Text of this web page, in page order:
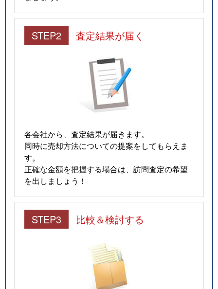
STEP2 査定結果が届く
各会社から、査定結果が届きます。
同時に売却方法についての提案をしてもらえま
す。
正確な金額を把握する場合は、訪問査定の希望
を出しましょう！
STEP3 比較＆検討する